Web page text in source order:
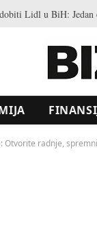
Otvorite radnje,